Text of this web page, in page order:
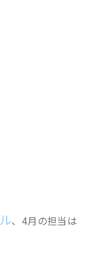
、4月の担当は